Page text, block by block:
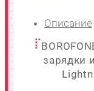
Описание
зарядки